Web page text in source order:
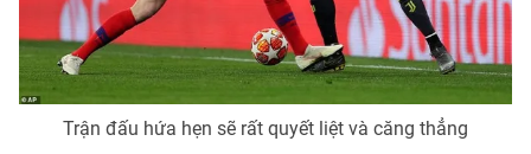
Trận đấu hứa hẹn sẽ rất quyết liệt và căng thẳng